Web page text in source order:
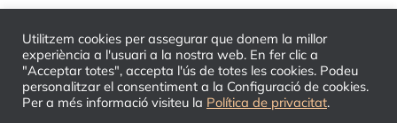
© 2026 TLC - Tribunal Laboral de Catalunya
Utilitzem cookies per assegurar que donem la millor
experiència a l'usuari a la nostra web. En fer clic a
"Acceptar totes", accepta l'ús de totes les cookies. Podeu
personalitzar el consentiment a la Configuració de cookies.
Per a més informació visiteu la Política de privacitat.